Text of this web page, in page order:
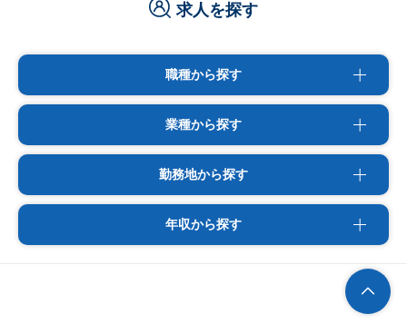
求人を探す
職種から探す
業種から探す
勤務地から探す
年収から探す